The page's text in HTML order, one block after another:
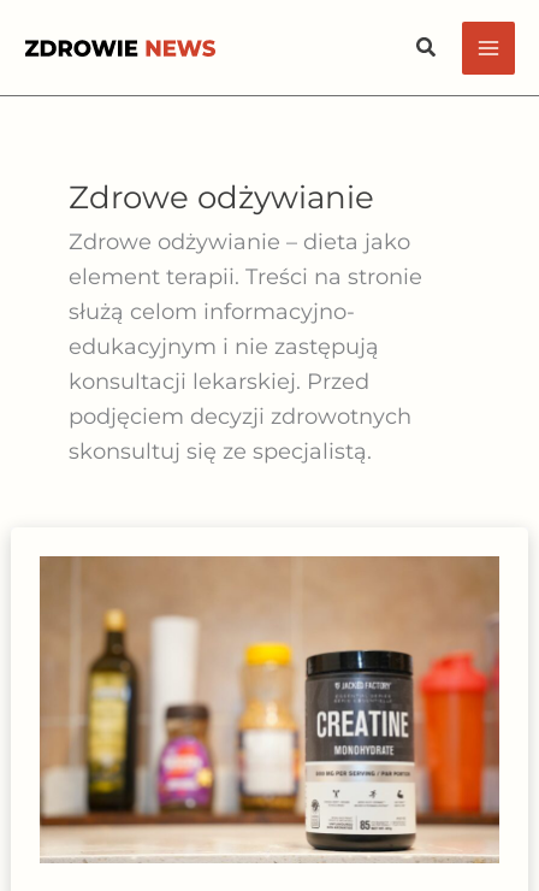
Szukaj
Zdrowe odżywianie
Zdrowe odżywianie – dieta jako
element terapii. Treści na stronie
służą celom informacyjno-
edukacyjnym i nie zastępują
konsultacji lekarskiej. Przed
podjęciem decyzji zdrowotnych
skonsultuj się ze specjalistą.